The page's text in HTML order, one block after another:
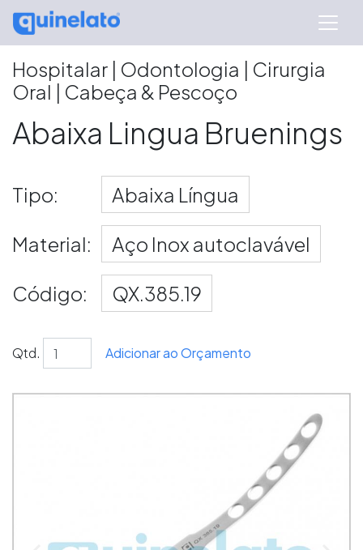
Hospitalar | Odontologia | Cirurgia
Oral | Cabeça & Pescoço
Abaixa Lingua Bruenings
Tipo: Abaixa Língua
Material: Aço Inox autoclavável
Código: QX.385.19
Qtd. Adicionar ao Orçamento